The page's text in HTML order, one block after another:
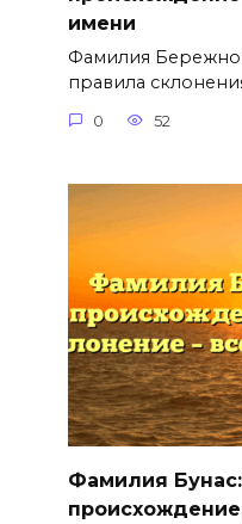
имени
Фамилия
правила
0 52
Фамилия